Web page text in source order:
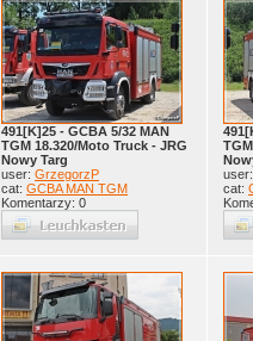
491[K]25 - GCBA 5/32 MAN
TGM 18.320/Moto Truck - JRG
Nowy Targ
user: GrzegorzP
cat: GCBA MAN TGM
Komentarzy: 0
cat: